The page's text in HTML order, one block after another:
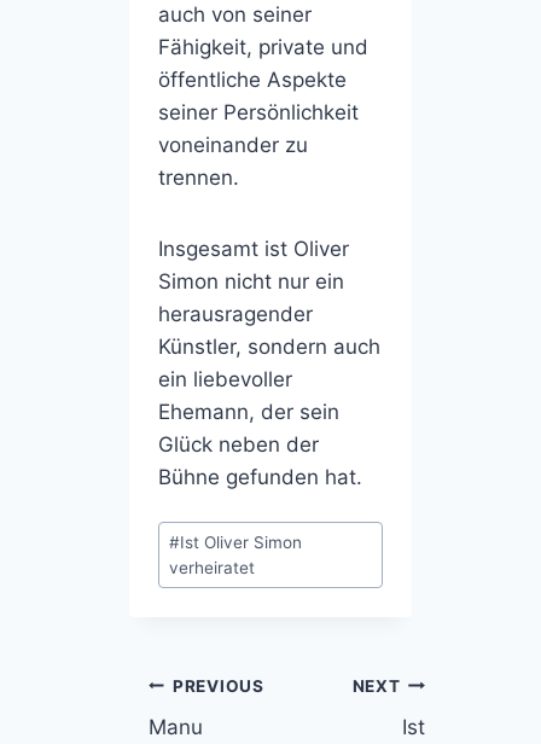
auch von seiner
Fähigkeit, private und
öffentliche Aspekte
seiner Persönlichkeit
voneinander zu
trennen.
Insgesamt ist Oliver
Simon nicht nur ein
herausragender
Künstler, sondern auch
ein liebevoller
Ehemann, der sein
Glück neben der
Bühne gefunden hat.
Post
Tags:
#Ist Oliver Simon
verheiratet
Post
PREVIOUS
Manu
NEXT
Ist